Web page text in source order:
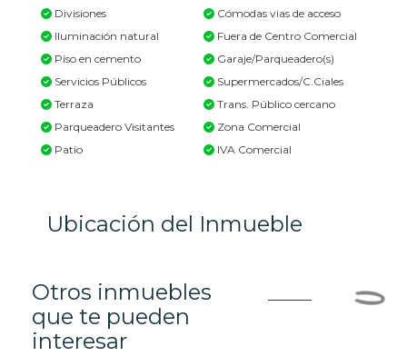
Divisiones
Iluminación natural
Piso en cemento
Servicios Públicos
Terraza
Parqueadero Visitantes
Patio
Cómodas vias de acceso
Fuera de Centro Comercial
Garaje/Parqueadero(s)
Supermercados/C.Ciales
Trans. Público cercano
Zona Comercial
IVA Comercial
Ubicación del Inmueble
Otros inmuebles
que te pueden
interesar